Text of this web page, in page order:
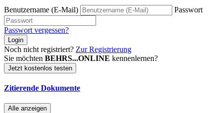
Benutzername (E-Mail) Passwort
Passwort vergessen?
Login
Noch nicht registriert? Zur Registrierung
Sie möchten BEHRS...ONLINE kennenlernen?
Jetzt kostenlos testen
Zitierende Dokumente
Alle anzeigen